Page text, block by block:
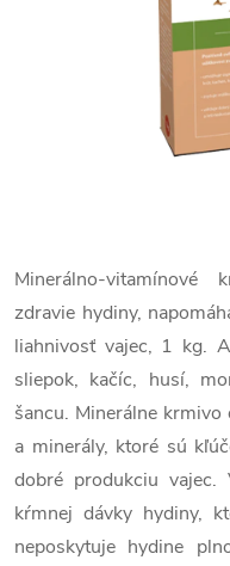
Minerálno-
zdravie hydiny,
liahnivosť vajec, 1 kg.
sliepok, kačíc, husí,
šancu. Minerálne
a minerály, ktoré sú
dobré produkciu
kŕmnej dávky hydiny,
neposkytuje hydine